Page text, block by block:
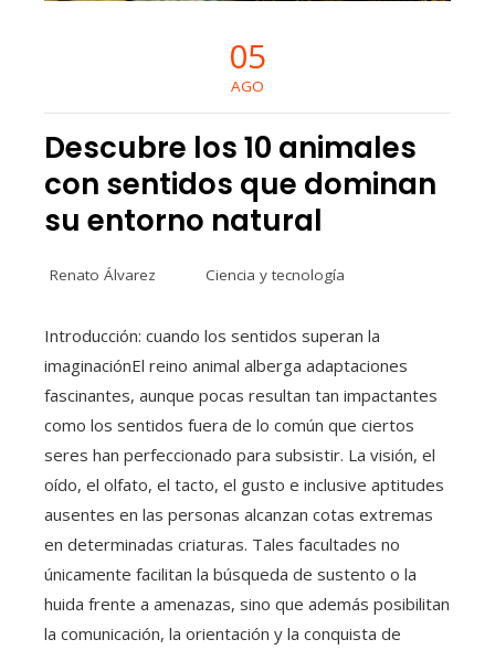
05
AGO
Descubre los 10 animales
con sentidos que dominan
su entorno natural
Renato Álvarez Ciencia y tecnología
Introducción: cuando los sentidos superan la
imaginaciónEl reino animal alberga adaptaciones
fascinantes, aunque pocas resultan tan impactantes
como los sentidos fuera de lo común que ciertos
seres han perfeccionado para subsistir. La visión, el
oído, el olfato, el tacto, el gusto e inclusive aptitudes
ausentes en las personas alcanzan cotas extremas
en determinadas criaturas. Tales facultades no
únicamente facilitan la búsqueda de sustento o la
huida frente a amenazas, sino que además posibilitan
la comunicación, la orientación y la conquista de